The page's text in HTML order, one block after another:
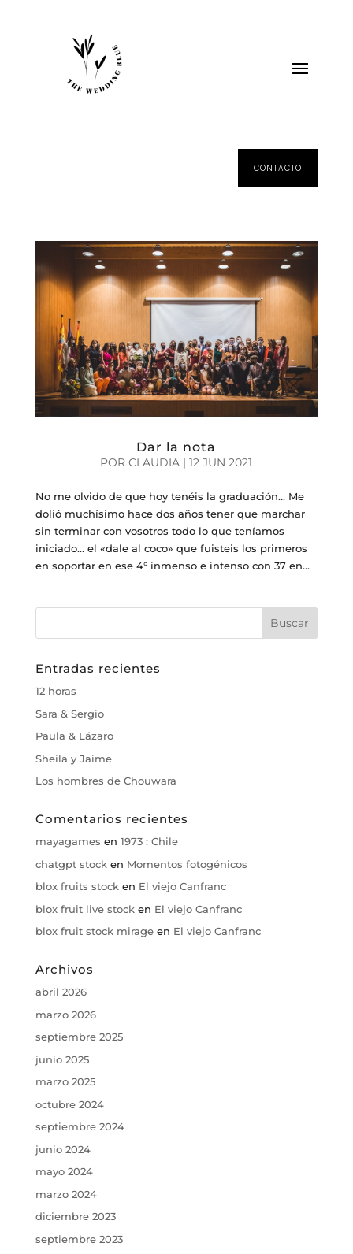
CONTACTO
Dar la nota
PORCLAUDIA |12 JUN 2021
No me olvido de que hoy tenéis la graduación… Me
dolió muchísimo hace dos años tener que marchar
sin terminar con vosotros todo lo que teníamos
iniciado… el «dale al coco» que fuisteis los primeros
en soportar en ese 4° inmenso e intenso con 37 en...
Entradas recientes
12 horas
Sara & Sergio
Paula & Lázaro
Sheila y Jaime
Los hombres de Chouwara
Comentarios recientes
mayagames en 1973 : Chile
chatgpt stocken Momentos fotogénicos
blox fruits stocken El viejo Canfranc
blox fruit live stocken El viejo Canfranc
blox fruit stock mirageen El viejo Canfranc
Archivos
abril 2026
marzo 2026
septiembre 2025
junio 2025
marzo 2025
octubre 2024
septiembre 2024
junio 2024
mayo 2024
marzo 2024
diciembre 2023
septiembre 2023